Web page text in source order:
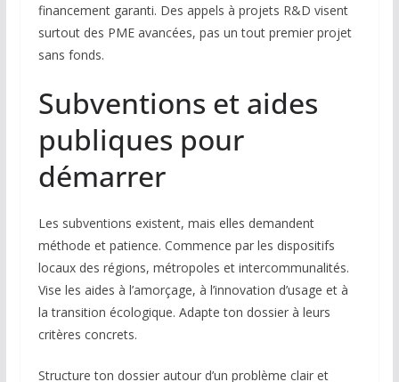
financement garanti. Des appels à projets R&D visent
surtout des PME avancées, pas un tout premier projet
sans fonds.
Subventions et aides
publiques pour
démarrer
Les subventions existent, mais elles demandent
méthode et patience. Commence par les dispositifs
locaux des régions, métropoles et intercommunalités.
Vise les aides à l’amorçage, à l’innovation d’usage et à
la transition écologique. Adapte ton dossier à leurs
critères concrets.
Structure ton dossier autour d’un problème clair et